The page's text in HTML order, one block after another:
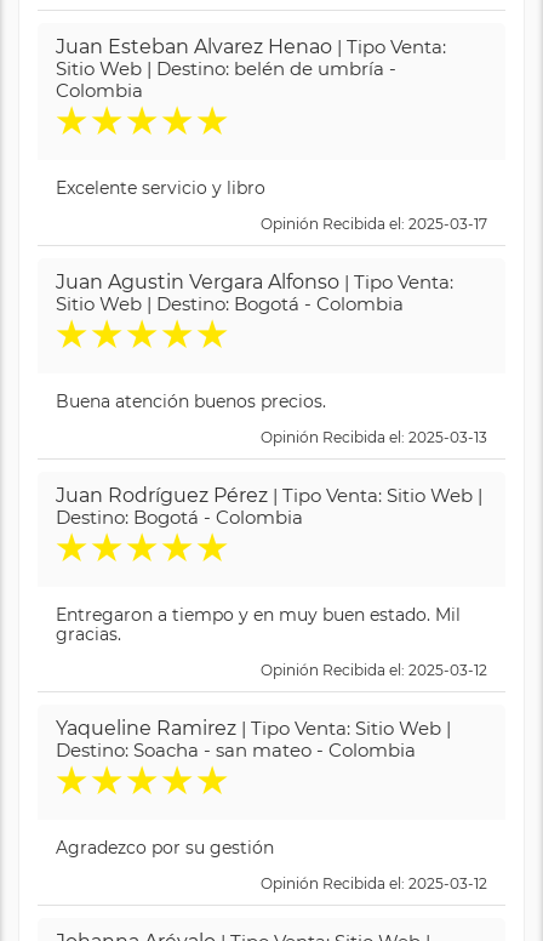
Juan Esteban Alvarez Henao | Tipo Venta:
Sitio Web | Destino: belén de umbría -
Colombia
★★★★★
Excelente servicio y libro
Opinión Recibida el: 2025-03-17
Juan Agustin Vergara Alfonso | Tipo Venta:
Sitio Web | Destino: Bogotá - Colombia
★★★★★
Buena atención buenos precios.
Opinión Recibida el: 2025-03-13
Juan Rodríguez Pérez | Tipo Venta: Sitio Web |
Destino: Bogotá - Colombia
★★★★★
Entregaron a tiempo y en muy buen estado. Mil
gracias.
Opinión Recibida el: 2025-03-12
Yaqueline Ramirez | Tipo Venta: Sitio Web |
Destino: Soacha - san mateo - Colombia
★★★★★
Agradezco por su gestión
Opinión Recibida el: 2025-03-12